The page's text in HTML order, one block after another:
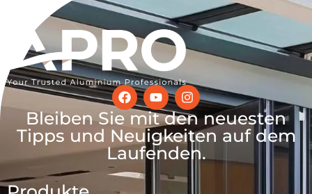
Bleiben Sie mit den neuesten
Tipps und Neuigkeiten auf dem
Laufenden.